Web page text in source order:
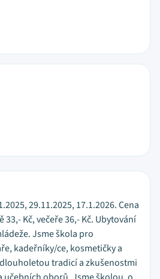
29.11.2025, 17.1.2026. Cena
33,- Kč, večeře 36,- Kč. Ubytování
Jsme škola pro
kadeřníky/ce, kosmetičky a
tradicí a zkušenostmi